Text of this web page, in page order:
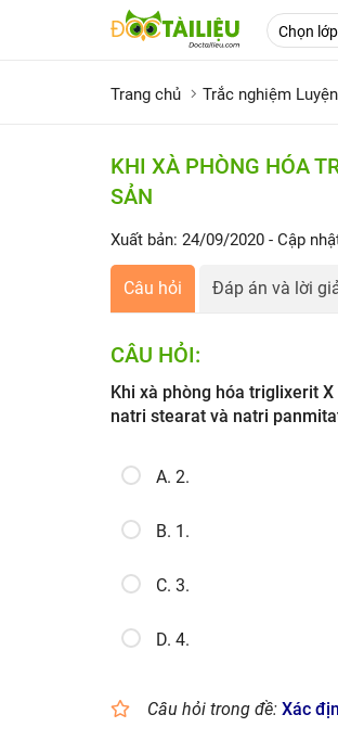
Trang chủ Trắc nghiệm
KHI XÀ PHÒNG HÓA
SẢN
Xuất bản: 24/09/2020 - Cập
Câu hỏi Đáp án và lời
CÂU HỎI:
Khi xà phòng hóa triglixerit
natri stearat và natri
A. 2.
B. 1.
C. 3.
D. 4.
Câu hỏi trong đề: Xác